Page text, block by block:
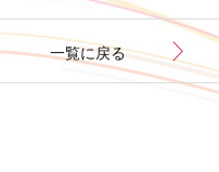
一覧に戻る